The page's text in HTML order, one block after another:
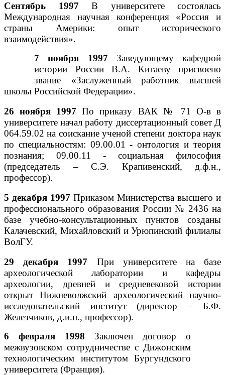
Сентябрь 1997 В университете состоялась
Международная научная конференция «Россия и
страны Америки: опыт исторического
взаимодействия».
7 ноября 1997 Заведующему кафедрой
истории России В.А. Китаеву присвоено
звание «Заслуженный работник высшей
школы Российской Федерации».
26 ноября 1997 По приказу ВАК № 71 О-в в
университете начал работу диссертационный совет Д
064.59.02 на соискание ученой степени доктора наук
по специальностям: 09.00.01 - онтология и теория
познания; 09.00.11 - социальная философия
(председатель – С.Э. Крапивенский, д.ф.н.,
профессор).
5 декабря 1997 Приказом Министерства высшего и
профессионального образования России № 2436 на
базе учебно-консультационных пунктов созданы
Калачевский, Михайловский и Урюпинский филиалы
ВолГУ.
29 декабря 1997 При университете на базе
археологической лаборатории и кафедры
археологии, древней и средневековой истории
открыт Нижневолжский археологический научно-
исследовательский институт (директор – Б.Ф.
Железчиков, д.и.н., профессор).
6 февраля 1998 Заключен договор о
межвузовском сотрудничестве с Дижонским
технологическим институтом Бургундского
университета (Франция).